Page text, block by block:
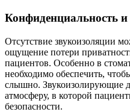
Конфиденциальность и
Отсутствие звукоизоляции
ощущение потери
пациентов. Особенно в
необходимо обеспечить,
слышно. Звукоизолирующие
атмосферу, в которой
безопасности.